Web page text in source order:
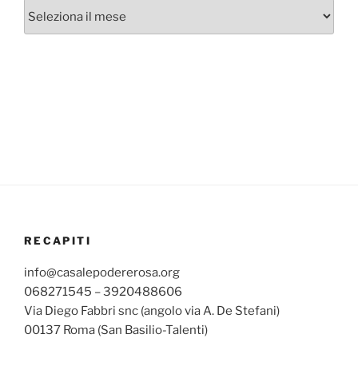
RECAPITI
info@casalepodererosa.org
068271545 – 3920488606
Via Diego Fabbri snc (angolo via A. De Stefani)
00137 Roma (San Basilio-Talenti)